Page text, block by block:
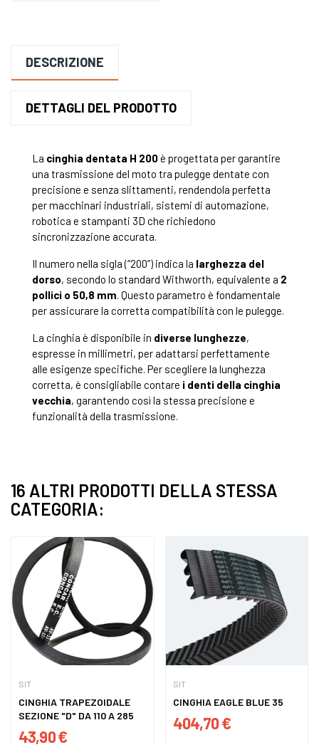
DESCRIZIONE
DETTAGLI DEL PRODOTTO
La cinghia dentata H 200è progettata per garantire
una trasmissione del moto tra pulegge dentate con
precisione e senza slittamenti, rendendola perfetta
per macchinari industriali, sistemi di automazione,
robotica e stampanti 3D che richiedono
sincronizzazione accurata.
Il numero nella sigla (“200”) indica la larghezza del
dorso, secondo lo standard Withworth, equivalente a 2
pollici o 50,8 mm. Questo parametro è fondamentale
per assicurare la corretta compatibilità con le pulegge.
La cinghia è disponibile in diverse lunghezze,
espresse in millimetri, per adattarsi perfettamente
alle esigenze specifiche. Per scegliere la lunghezza
corretta, è consigliabile contare i denti della cinghia
vecchia, garantendo così la stessa precisione e
funzionalità della trasmissione.
16 ALTRI PRODOTTI DELLA STESSA
CATEGORIA:
SIT
CINGHIA TRAPEZOIDALE
SEZIONE "D" DA 110 A 285
43,90 €
SIT
CINGHIA EAGLE BLUE 35
404,70 €